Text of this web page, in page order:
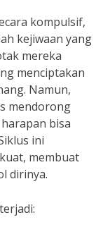
kompulsif,
kejiwaan yang
mereka
menciptakan
Namun,
mendorong
bisa
ini
membuat
dirinya.